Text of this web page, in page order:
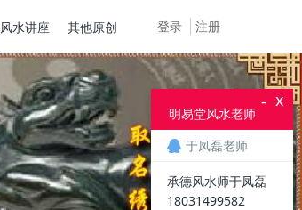
登录 注册
风水讲座 其他原创
x
-
明易堂风水老师
于凤磊老师
承德风水师于凤磊
18031499582